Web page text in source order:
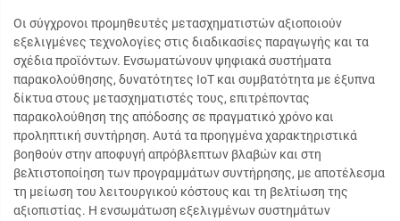
Οι σύγχρονοι προμηθευτές μετασχηματιστών αξιοποιούν
εξελιγμένες τεχνολογίες στις διαδικασίες παραγωγής και τα
σχέδια προϊόντων. Ενσωματώνουν ψηφιακά συστήματα
παρακολούθησης, δυνατότητες IoT και συμβατότητα με έξυπνα
δίκτυα στους μετασχηματιστές τους, επιτρέποντας
παρακολούθηση της απόδοσης σε πραγματικό χρόνο και
προληπτική συντήρηση. Αυτά τα προηγμένα χαρακτηριστικά
βοηθούν στην αποφυγή απρόβλεπτων βλαβών και στη
βελτιστοποίηση των προγραμμάτων συντήρησης, με αποτέλεσμα
τη μείωση του λειτουργικού κόστους και τη βελτίωση της
αξιοπιστίας. Η ενσωμάτωση εξελιγμένων συστημάτων